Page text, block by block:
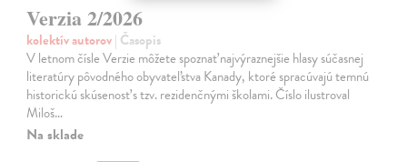
Verzia 2/2026
kolektív autorov| Časopis
V letnom čísle Verzie môžete spoznať najvýraznejšie hlasy súčasnej
literatúry pôvodného obyvateľstva Kanady, ktoré spracúvajú temnú
historickú skúsenosť s tzv. rezidenčnými školami. Číslo ilustroval
Miloš…
Na sklade